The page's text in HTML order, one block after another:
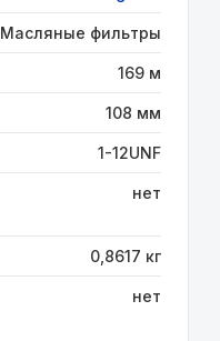
Масляные фильтры
169 м
108 мм
1-12UNF
нет
0,8617 кг
нет